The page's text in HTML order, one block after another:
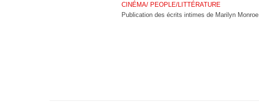
CINÉMA/ PEOPLE/LITTÉRATURE
Publication des écrits intimes de Marilyn Monroe